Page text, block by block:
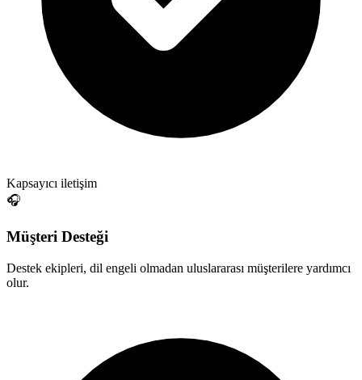
Kapsayıcı iletişim
🎧
Müşteri Desteği
Destek ekipleri, dil engeli olmadan uluslararası müşterilere yardımcı
olur.